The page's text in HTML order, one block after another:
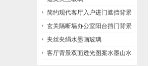
简约现代客厅入户进门遮挡背景
墙玻璃
玄关隔断墙办公室阳台挡门背景
墙玻璃
夹丝夹绢水墨画玻璃
客厅背景双面透光图案水墨山水